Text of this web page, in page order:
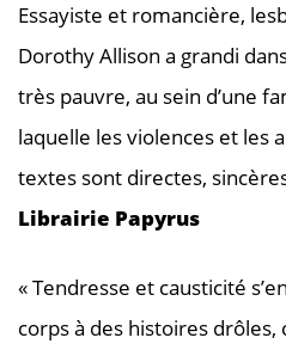
Essayiste et romancière,
Dorothy Allison a grandi
très pauvre, au sein d’une
laquelle les violences et les
textes sont directes,
Librairie Papyrus
« Tendresse et causticité
corps à des histoires